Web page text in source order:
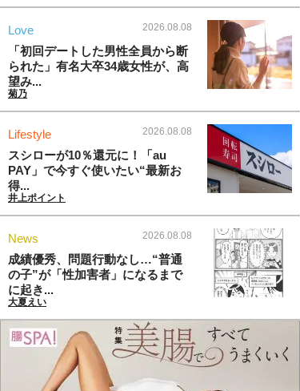
Love 2026.08.08
「初回デートした男性全員から断
られた」有名大卒34歳女性が、高
望み...
菊乃
Lifestyle 2026.08.08
スシローが10％還元に！「au
PAY」で今すぐ使いたい“最新お
得...
井上ポイント
News 2026.08.08
成績優秀、問題行動なし…“普通
の子”が「性加害者」になるまで
に起き...
大夏えい